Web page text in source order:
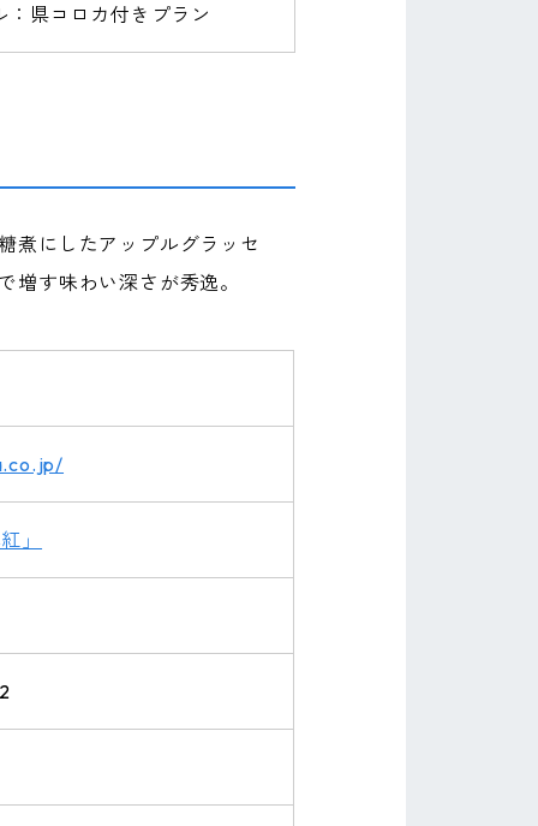
県コロカ付きプラン
煮にしたアップルグラッセ
増す味わい深さが秀逸。
」